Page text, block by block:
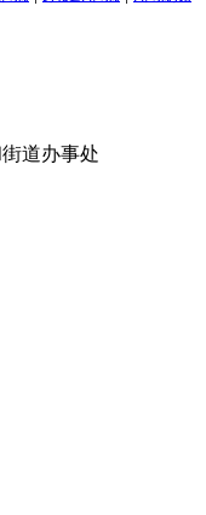
道办事处